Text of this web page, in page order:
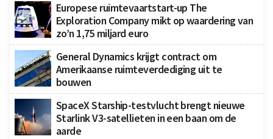
Europese ruimtevaartstart-up The
Exploration Company mikt op waardering van
zo’n 1,75 miljard euro
General Dynamics krijgt contract om
Amerikaanse ruimteverdediging uit te
bouwen
SpaceX Starship-testvlucht brengt nieuwe
Starlink V3-satellieten in een baan om de
aarde